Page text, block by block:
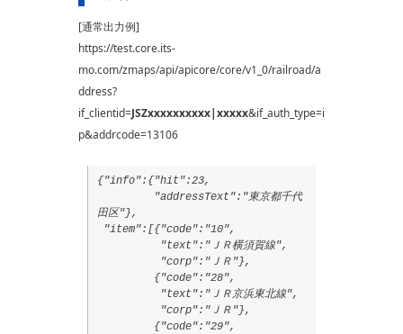
[通常出力例]
https://test.core.its-
mo.com/zmaps/api/apicore/core/v1_0/railroad/a
ddress?
if_clientid=JSZxxxxxxxxxx|xxxxx&if_auth_type=i
p&addrcode=13106
{"info":{"hit":23,
"addressText":"東京都千代
田区"},
"item":[{"code":"10",
"text":"ＪＲ横須賀線",
"corp":"ＪＲ"},
{"code":"28",
"text":"ＪＲ京浜東北線",
"corp":"ＪＲ"},
{"code":"29",